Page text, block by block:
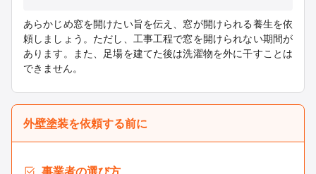
あらかじめ窓を開けたい旨を伝え、窓が開けられる養生を依
頼しましょう。ただし、工事工程で窓を開けられない期間が
あります。また、足場を建てた後は洗濯物を外に干すことは
できません。
外壁塗装を依頼する前に